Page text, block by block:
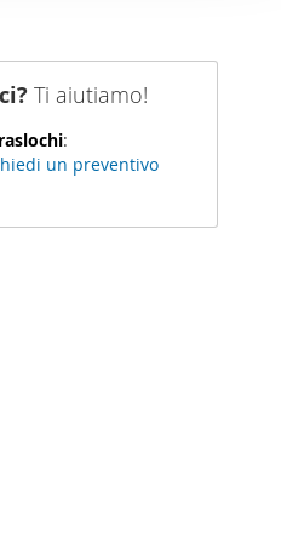
Ti aiutiamo!
:
un preventivo